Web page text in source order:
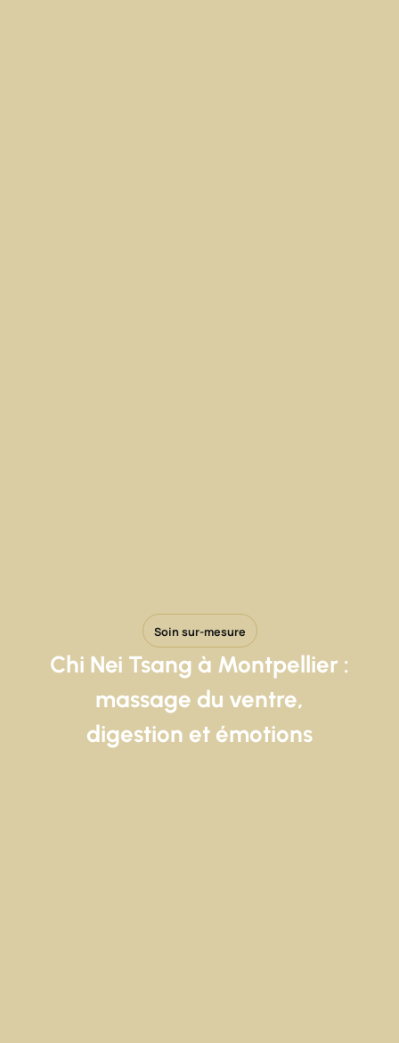
Soin sur-mesure
Chi Nei Tsang à Montpellier :
massage du ventre,
digestion et émotions